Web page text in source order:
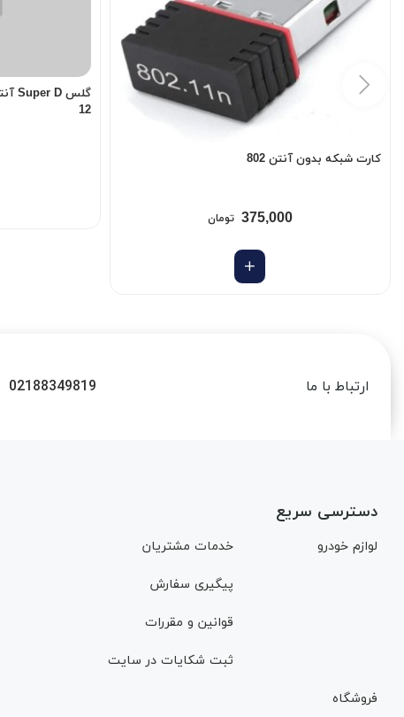
کارت شبکه بدون آنتن 802
375,000 تومان
12
ارتباط با ما 02188349819
دسترسی سریع
لوازم خودرو خدمات مشتریان
پیگیری سفارش
قوانین و مقررات
ثبت شکایات در سایت
فروشگاه